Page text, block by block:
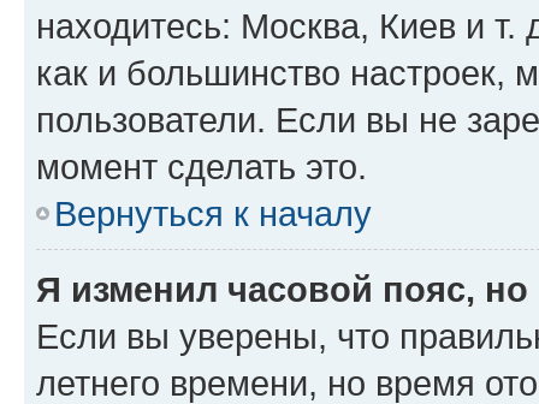
находитесь: Москва, Киев и т.
как и большинство настроек,
пользователи. Если вы не
момент сделать это.
Вернуться к началу
Я изменил часовой пояс,
Если вы уверены, что
летнего времени, но время